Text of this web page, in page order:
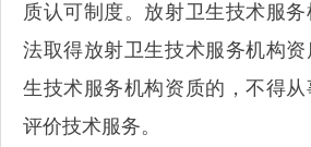
质认可制度。放射卫生技术服
法取得放射卫生技术服务机构
生技术服务机构资质的，不得从
评价技术服务。